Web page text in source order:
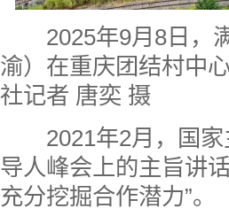
2025年9月8日，
渝）在重庆团结村中
社记者 唐奕 摄
2021年2月，国家
导人峰会上的主旨讲
充分挖掘合作潜力”。